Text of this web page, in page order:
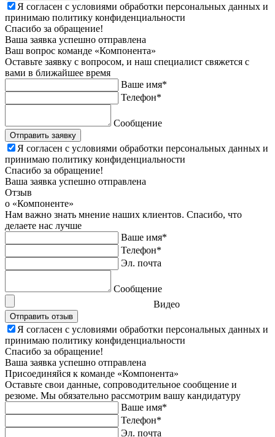
Я согласен с условиями обработки персональных данных и
принимаю политику конфиденциальности
Спасибо за обращение!
Ваша заявка успешно отправлена
Ваш вопрос команде «Компонента»
Оставьте заявку c вопросом, и наш специалист свяжется с
вами в ближайшее время
Ваше имя*
Телефон*
Сообщение
Отправить заявку
Я согласен с условиями обработки персональных данных и
принимаю политику конфиденциальности
Спасибо за обращение!
Ваша заявка успешно отправлена
Отзыв
о «Компоненте»
Нам важно знать мнение наших клиентов. Спасибо, что
делаете нас лучше
Ваше имя*
Телефон*
Эл. почта
Сообщение
Видео
Отправить отзыв
Я согласен с условиями обработки персональных данных и
принимаю политику конфиденциальности
Спасибо за обращение!
Ваша заявка успешно отправлена
Присоединяйся к команде «Компонента»
Оставьте свои данные, сопроводительное сообщение и
резюме. Мы обязательно рассмотрим вашу кандидатуру
Ваше имя*
Телефон*
Эл. почта